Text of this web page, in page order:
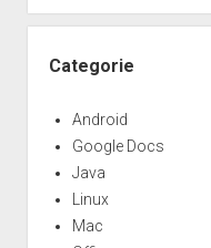
Categorie
Android
Google Docs
Java
Linux
Mac